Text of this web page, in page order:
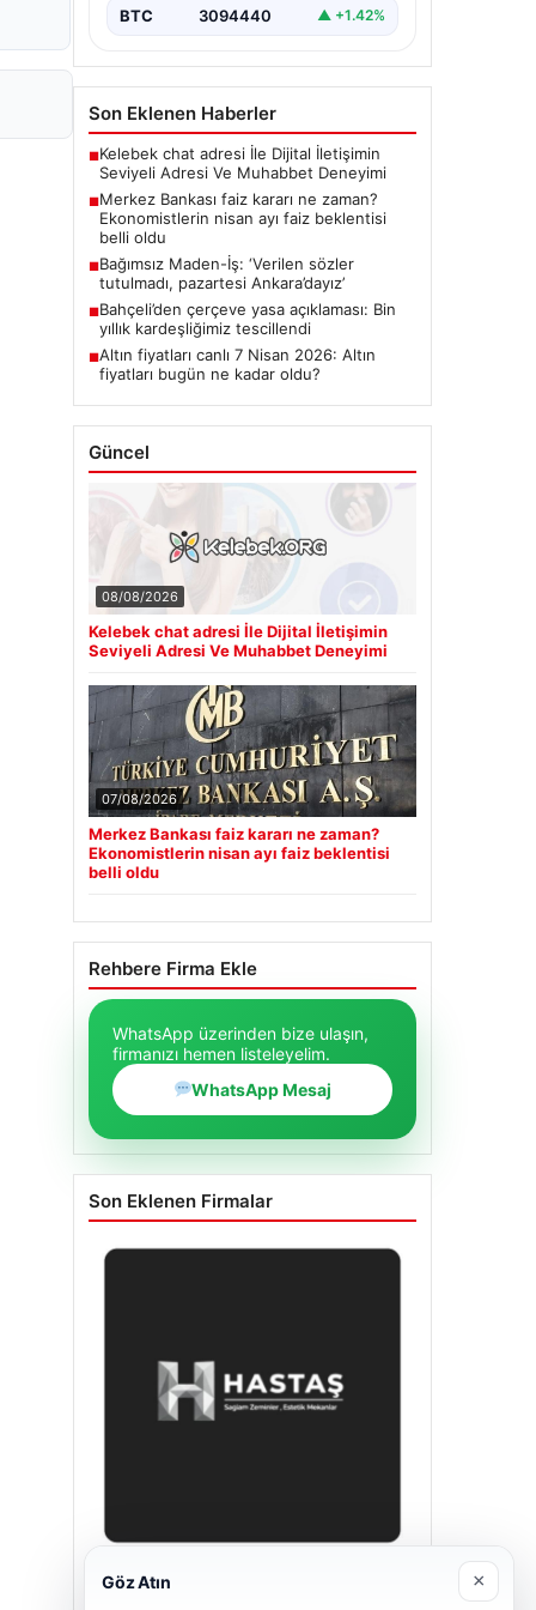
BTC 3094440 ▲ +1.42%
Son Eklenen Haberler
■Kelebek chat adresi İle Dijital İletişimin
Seviyeli Adresi Ve Muhabbet Deneyimi
■Merkez Bankası faiz kararı ne zaman?
Ekonomistlerin nisan ayı faiz beklentisi
belli oldu
■Bağımsız Maden-İş: ‘Verilen sözler
tutulmadı, pazartesi Ankara’dayız’
■Bahçeli’den çerçeve yasa açıklaması: Bin
yıllık kardeşliğimiz tescillendi
■Altın fiyatları canlı 7 Nisan 2026: Altın
fiyatları bugün ne kadar oldu?
Güncel
08/08/2026
Kelebek chat adresi İle Dijital İletişimin
Seviyeli Adresi Ve Muhabbet Deneyimi
07/08/2026
Merkez Bankası faiz kararı ne zaman?
Ekonomistlerin nisan ayı faiz beklentisi
belli oldu
Rehbere Firma Ekle
WhatsApp üzerinden bize ulaşın,
firmanızı hemen listeleyelim.
WhatsApp Mesaj
Son Eklenen Firmalar
Enes Kaplan Avukatlık Bürosu
Göz Atın ×